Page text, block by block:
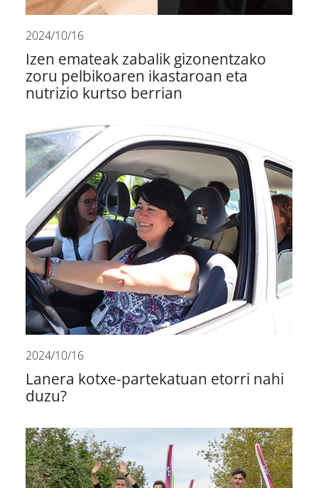
2024/10/16
Izen emateak zabalik gizonentzako
zoru pelbikoaren ikastaroan eta
nutrizio kurtso berrian
2024/10/16
Lanera kotxe-partekatuan etorri nahi
duzu?